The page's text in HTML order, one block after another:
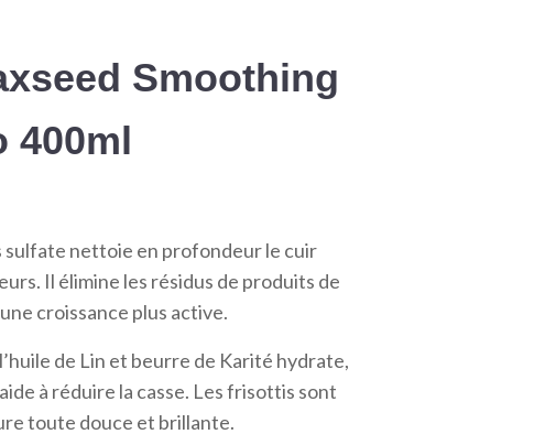
Smoothing
400ml
sulfate nettoie en profondeur le cuir
Il élimine les résidus de produits de
croissance plus active.
de Lin et beurre de Karité hydrate,
à réduire la casse. Les frisottis sont
toute douce et brillante.